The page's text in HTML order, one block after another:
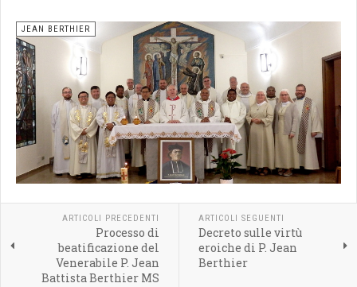
JEAN BERTHIER
ARTICOLI PRECEDENTI
Processo di
beatificazione del
Venerabile P. Jean
Battista Berthier MS
ARTICOLI SEGUENTI
Decreto sulle virtù
eroiche di P. Jean
Berthier